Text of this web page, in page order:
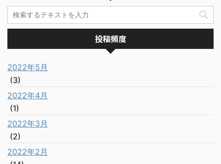
投稿頻度
2022年5月
(3)
2022年4月
(1)
2022年3月
(2)
2022年2月